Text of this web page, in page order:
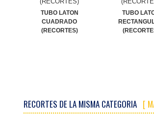
TUBO LATON
CUADRADO
(RECORTES)
TUBO
RECORTES DE LA MISMA CATEGORIA [